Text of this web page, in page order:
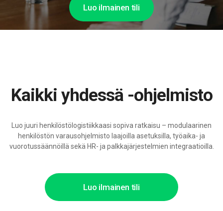
Luo ilmainen tili
Luo ilmainen tili
Kaikki yhdessä -ohjelmisto
Luo juuri henkilöstölogistiikkaasi sopiva ratkaisu – modulaarinen
henkilöstön varausohjelmisto laajoilla asetuksilla, työaika- ja
vuorotussäännöillä sekä HR- ja palkkajärjestelmien integraatioilla.